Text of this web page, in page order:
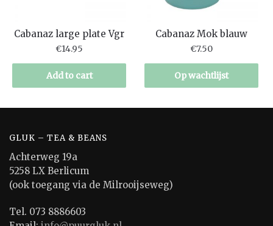
Cabanaz large plate Vgr
€14.95
Add to cart
Cabanaz Mok blauw
€7.50
Op wachtlijst
GLUK – TEA & BEANS
Achterweg 19a
5258 LX Berlicum
(ook toegang via de Milrooijseweg)
Tel. 073 8886603